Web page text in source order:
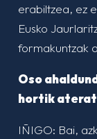
erabiltzea, ez
Eusko
formakuntzak
Oso
hortik
IÑIGO: Bai,